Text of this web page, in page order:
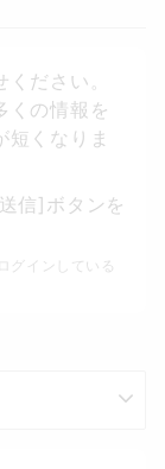
ださい。
くの情報を
短くなりま
信]ボタンを
グインしている